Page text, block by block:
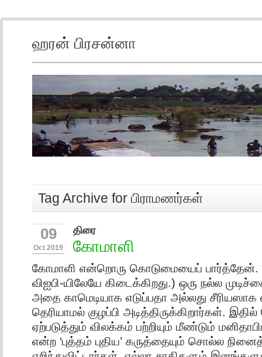
ஹரன் பிரசன்னா
Tag Archive for பிராமணர்கள்
09
Oct 2019
திரை
கோமாளி
கோமாளி என்றொரு கொடுமையைப் பார்த்தேன்.
விஐபி-யிலேயே கிடைக்கிறது.) ஒரு நல்ல
அதை காமெடியாக எடுப்பதா அல்லது சீரியஸாக
தெரியாமல் குழப்பி அடித்திருக்கிறார்கள்.
ஏற்படுத்தும் விலக்கம் பற்றியும் மீண்டும்
என்ற ‘புத்தம் புதிய’ கருத்தையும் சொல்ல